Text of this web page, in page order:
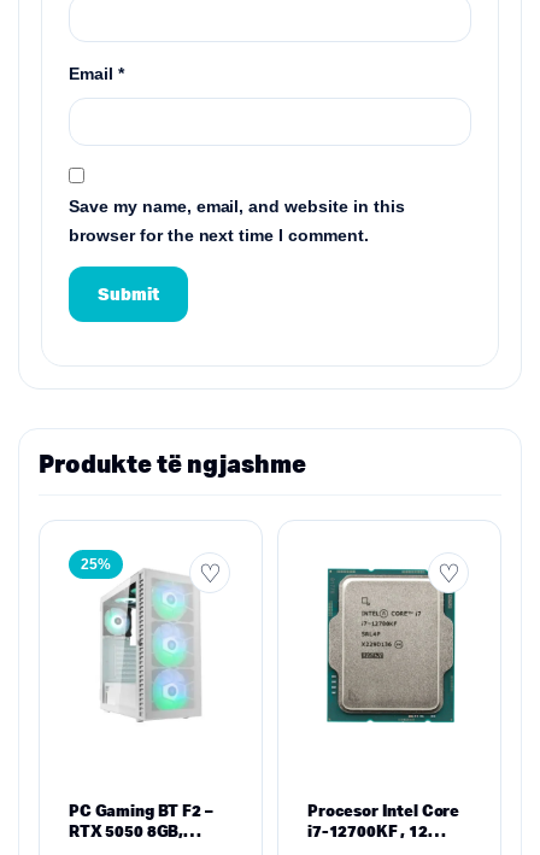
Email *
Save my name, email, and website in this
browser for the next time I comment.
Produkte të ngjashme
25%
PC Gaming BT F2 –
RTX 5050 8GB,
Procesor Intel Core
i7-12700KF , 12